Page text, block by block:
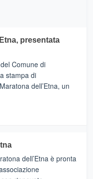
presentata
Comune di
stampa di
dell’Etna, un
dell’Etna è pronta